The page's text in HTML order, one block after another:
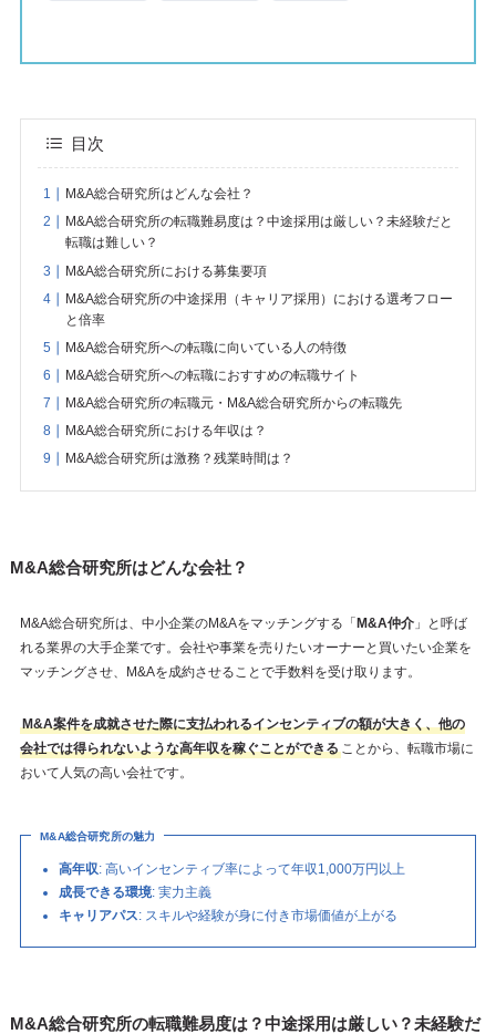
目次
M&A総合研究所はどんな会社？
M&A総合研究所の転職難易度は？中途採用は厳しい？未経験だと
転職は難しい？
M&A総合研究所における募集要項
M&A総合研究所の中途採用（キャリア採用）における選考フロー
と倍率
M&A総合研究所への転職に向いている人の特徴
M&A総合研究所への転職におすすめの転職サイト
M&A総合研究所の転職元・M&A総合研究所からの転職先
M&A総合研究所における年収は？
M&A総合研究所は激務？残業時間は？
M&A総合研究所はどんな会社？
M&A総合研究所は、中小企業のM&Aをマッチングする「 M&A仲介」と呼ば
れる業界の大手企業です。会社や事業を売りたいオーナーと買いたい企業を
マッチングさせ、M&Aを成約させることで手数料を受け取ります。
M&A案件を成就させた際に支払われるインセンティブの額が大きく、他の
会社では得られないような高年収を稼ぐことができることから、転職市場に
おいて人気の高い会社です。
M&A総合研究所の魅力
高年収: 高いインセンティブ率によって年収1,000万円以上
成長できる環境: 実力主義
キャリアパス: スキルや経験が身に付き市場価値が上がる
M&A総合研究所の転職難易度は？中途採用は厳しい？未経験だ